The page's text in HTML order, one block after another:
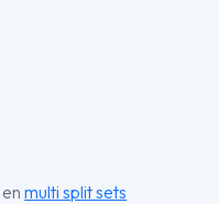
enmulti split sets